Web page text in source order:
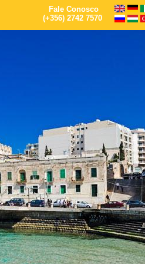
Fale Conosco
(+356) 2742 7570